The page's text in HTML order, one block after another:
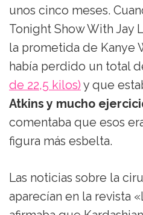
unos cinco meses.
Tonight Show With Jay
la prometida de Kanye
había perdido un total
de 22,5 kilos) y que
Atkins y mucho
comentaba que esos
figura más esbelta.
Las noticias sobre la
aparecían en la revista